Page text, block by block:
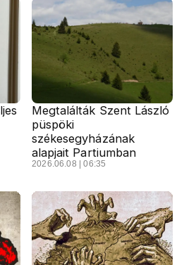
Megtalálták Szent László
püspöki
székesegyházának
alapjait Partiumban
2026.06.08 | 06:35